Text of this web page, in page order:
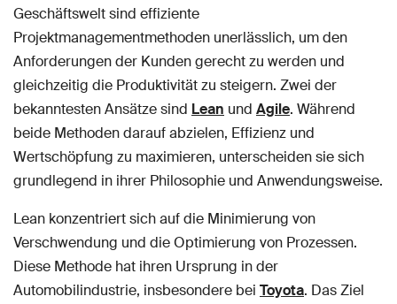
Geschäftswelt sind effiziente
Projektmanagementmethoden unerlässlich, um den
Anforderungen der Kunden gerecht zu werden und
gleichzeitig die Produktivität zu steigern. Zwei der
bekanntesten Ansätze sind Lean und Agile. Während
beide Methoden darauf abzielen, Effizienz und
Wertschöpfung zu maximieren, unterscheiden sie sich
grundlegend in ihrer Philosophie und Anwendungsweise.
Lean konzentriert sich auf die Minimierung von
Verschwendung und die Optimierung von Prozessen.
Diese Methode hat ihren Ursprung in der
Automobilindustrie, insbesondere bei Toyota. Das Ziel